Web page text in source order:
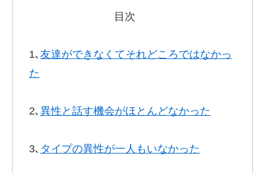
目次
1､ 友達ができなくてそれどころではなかっ
た
2､ 異性と話す機会がほとんどなかった
3､ タイプの異性が一人もいなかった